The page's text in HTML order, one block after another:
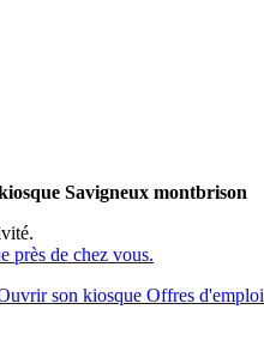
Savigneux montbrison
près de chez vous.
son kiosque Offres d'emploi